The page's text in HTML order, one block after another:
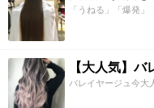
「うねる」「爆発」
バレイヤージュ今大